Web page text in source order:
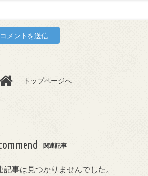
トップページへ
関連記事
記事は見つかりませんでした。